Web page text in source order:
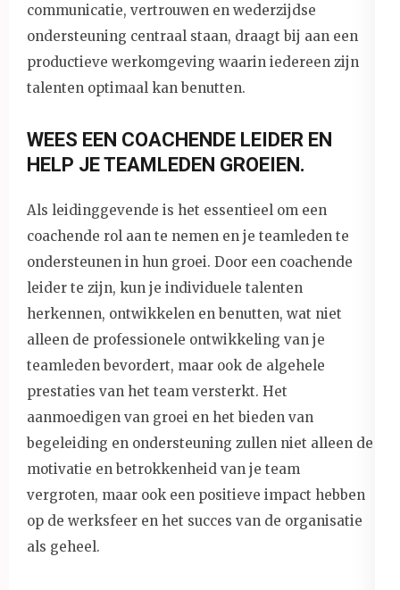
communicatie, vertrouwen en wederzijdse
ondersteuning centraal staan, draagt bij aan een
productieve werkomgeving waarin iedereen zijn
talenten optimaal kan benutten.
WEES EEN COACHENDE LEIDER EN
HELP JE TEAMLEDEN GROEIEN.
Als leidinggevende is het essentieel om een
coachende rol aan te nemen en je teamleden te
ondersteunen in hun groei. Door een coachende
leider te zijn, kun je individuele talenten
herkennen, ontwikkelen en benutten, wat niet
alleen de professionele ontwikkeling van je
teamleden bevordert, maar ook de algehele
prestaties van het team versterkt. Het
aanmoedigen van groei en het bieden van
begeleiding en ondersteuning zullen niet alleen de
motivatie en betrokkenheid van je team
vergroten, maar ook een positieve impact hebben
op de werksfeer en het succes van de organisatie
als geheel.